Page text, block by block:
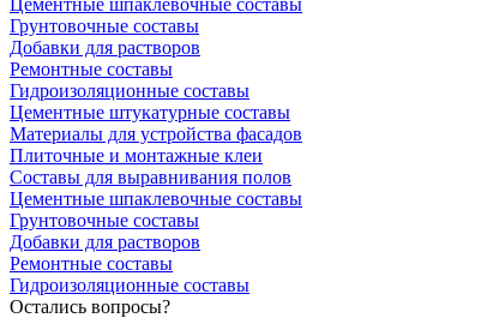
Грунтовочные составы
Добавки для растворов
Ремонтные составы
Гидроизоляционные составы
Цементные штукатурные составы
Материалы для устройства фасадов
Плиточные и монтажные клеи
Составы для выравнивания полов
Цементные шпаклевочные составы
Грунтовочные составы
Добавки для растворов
Ремонтные составы
Гидроизоляционные составы
Остались вопросы?